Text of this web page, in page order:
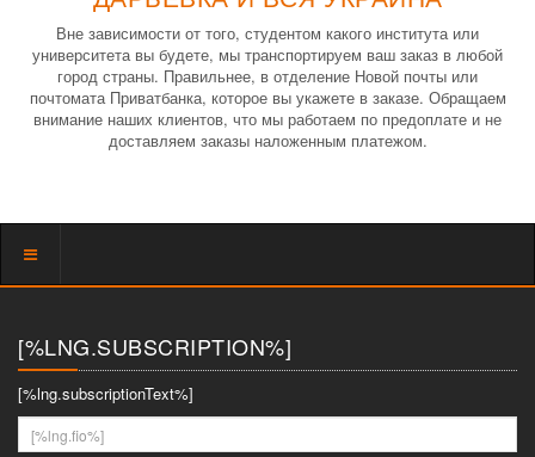
Вне зависимости от того, студентом какого института или
университета вы будете, мы транспортируем ваш заказ в любой
город страны. Правильнее, в отделение Новой почты или
почтомата Приватбанка, которое вы укажете в заказе. Обращаем
внимание наших клиентов, что мы работаем по предоплате и не
доставляем заказы наложенным платежом.
Показать
[%LNG.SUBSCRIPTION%]
[%lng.subscriptionText%]
[%lng.fio%]